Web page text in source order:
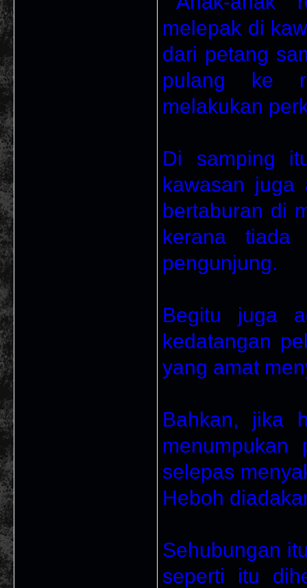
melepak di
dari petang
pulang ke
melakukan
Di samping
kawasan juga
bertaburan di
kerana tiada
pengunjung.
Begitu juga
kedatangan
yang amat
Bahkan, jika
menumpukan
selepas
Heboh
Sehubungan
seperti itu